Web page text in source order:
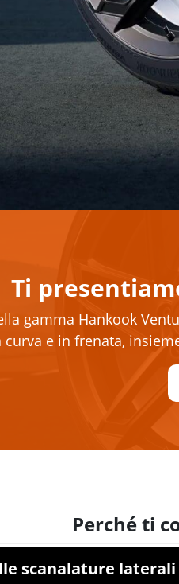
Ti
gamma Hankook
e in frenata,
Perché ti
scanalature laterali